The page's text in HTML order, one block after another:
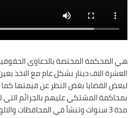
هي المحكمة المختصة بالدعاوى
العشرة الاف دينار بشكل عام مع الاخذ
لبعض القضايا بغض النظر عن قيمتها
بمحاكمة المشتكي عليهم بالجرائم التي
مدة 3 سنوات وتنشأ في المحافظات والالوية وتشكل من قاض منفرد.